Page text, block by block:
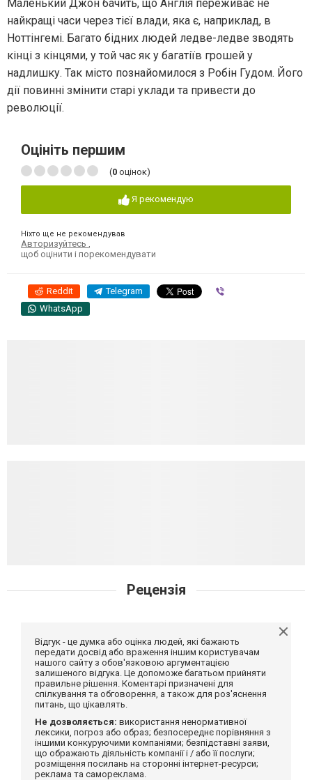
Маленький Джон бачить, що Англія переживає не
найкращі часи через тієї влади, яка є, наприклад, в
Ноттінгемі. Багато бідних людей ледве-ледве зводять
кінці з кінцями, у той час як у багатіїв грошей у
надлишку. Так місто познайомилося з Робін Гудом. Його
дії повинні змінити старі уклади та привести до
революції.
Оцініть першим
(0 оцінок)
Я рекомендую
Ніхто ще не рекомендував
Авторизуйтесь
щоб оцінити і порекомендувати
Reddit Telegram
WhatsApp
Рецензія
Відгук - це думка або оцінка людей, які бажають
передати досвід або враження іншим користувачам
нашого сайту з обов'язковою аргументацією
залишеного відгука. Це допоможе багатьом прийняти
правильне рішення. Коментарі призначені для
спілкування та обговорення, а також для роз'яснення
питань, що цікавлять.
Не дозволяється: використання ненормативної
лексики, погроз або образ; безпосереднє порівняння з
іншими конкуруючими компаніями; безпідставні заяви,
що ображають діяльність компанії і / або її послуги;
розміщення посилань на сторонні інтернет-ресурси;
реклама та самореклама.